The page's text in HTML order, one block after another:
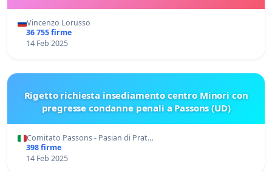
Vincenzo Lorusso
36 755 firme
14 Feb 2025
Rigetto richiesta insediamento centro Minori con
pregresse condanne penali a Passons (UD)
Comitato Passons - Pasian di Prat…
398 firme
14 Feb 2025